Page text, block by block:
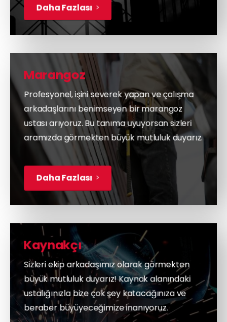
Daha Fazlası
Marangoz
Profesyonel, işini severek yapan ve çalışma
arkadaşlarını benimseyen bir marangoz
ustası arıyoruz. Bu tanıma uyuyorsan sizleri
aramızda görmekten büyük mutluluk duyarız.
Daha Fazlası
Kaynakçı
Sizleri ekip arkadaşımız olarak görmekten
büyük mutluluk duyarız! Kaynak alanındaki
ustalığınızla bize çok şey katacağınıza ve
beraber büyüyeceğimize inanıyoruz.